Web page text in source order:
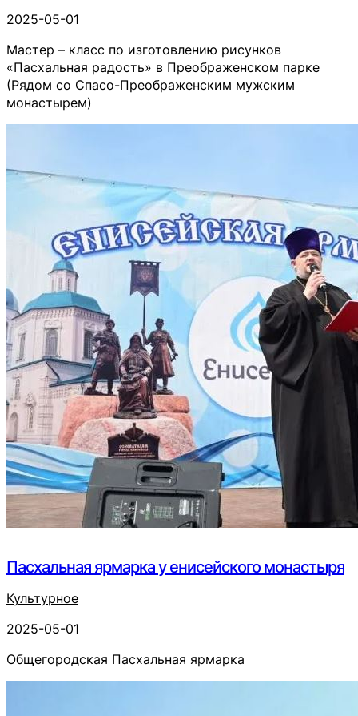
2025-05-01
Мастер – класс по изготовлению рисунков
«Пасхальная радость» в Преображенском парке
(Рядом со Спасо-Преображенским мужским
монастырем)
Пасхальная ярмарка у енисейского монастыря
Культурное
2025-05-01
Общегородская Пасхальная ярмарка